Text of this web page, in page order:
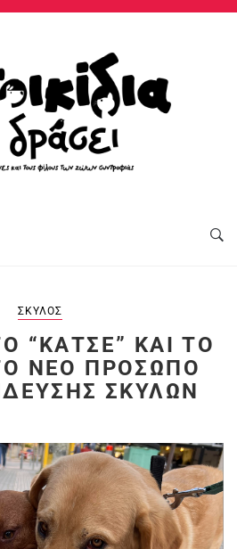
ΣΚΎΛΟΣ
“ΚΆΤΣΕ” ΚΑΙ ΤΟ
ΝΈΟ ΠΡΌΣΩΠΟ
ΣΚΎΛΩΝ